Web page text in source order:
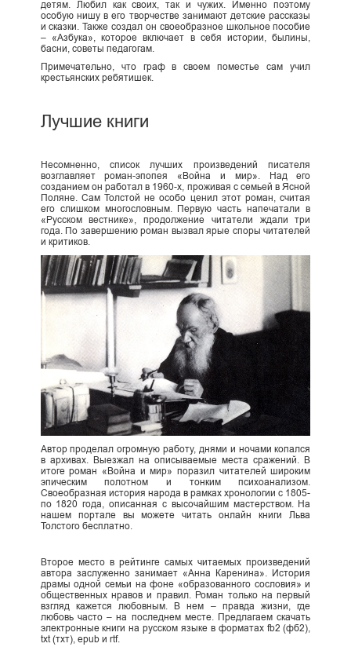
детям. Любил как своих, так и чужих. Именно поэтому
особую нишу в его творчестве занимают детские рассказы
и сказки. Также создал он своеобразное школьное пособие
– «Азбука», которое включает в себя истории, былины,
басни, советы педагогам.
Примечательно, что граф в своем поместье сам учил
крестьянских ребятишек.
Лучшие книги
Несомненно, список лучших произведений писателя
возглавляет роман-эпопея «Война и мир». Над его
созданием он работал в 1960-х, проживая с семьей в Ясной
Поляне. Сам Толстой не особо ценил этот роман, считая
его слишком многословным. Первую часть напечатали в
«Русском вестнике», продолжение читатели ждали три
года. По завершению роман вызвал ярые споры читателей
и критиков.
Автор проделал огромную работу, днями и ночами копался
в архивах. Выезжал на описываемые места сражений. В
итоге роман «Война и мир» поразил читателей широким
эпическим полотном и тонким психоанализом.
Своеобразная история народа в рамках хронологии с 1805-
по 1820 года, описанная с высочайшим мастерством. На
нашем портале вы можете читать онлайн книги Льва
Толстого бесплатно.
Второе место в рейтинге самых читаемых произведений
автора заслуженно занимает «Анна Каренина». История
драмы одной семьи на фоне «образованного сословия» и
общественных нравов и правил. Роман только на первый
взгляд кажется любовным. В нем – правда жизни, где
любовь часто – на последнем месте. Предлагаем скачать
электронные книги на русском языке в форматах fb2 (фб2),
txt (тхт), epub и rtf.